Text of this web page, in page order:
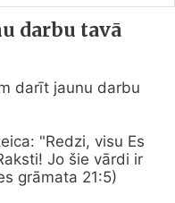
darbu tavā
darīt jaunu darbu
"Redzi, visu Es
Jo šie vārdi ir
grāmata 21:5)